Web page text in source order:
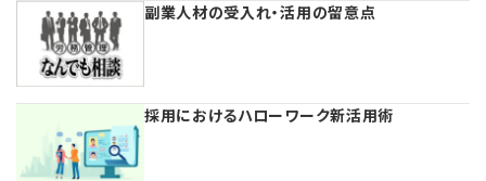
【連載】労務管理の歩き方
【連載】AI活用のすすめ
【連載】IT実務一問一答
副業人材の受入れ・活用の留意点
採用におけるハローワーク新活用術